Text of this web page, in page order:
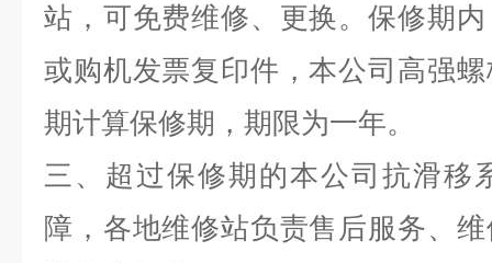
站，可免费维修、更换。保修期
或购机发票复印件，本公司高强
期计算保修期，期限为一年。
三、超过保修期的本公司抗滑移
障，各地维修站负责售后服务、